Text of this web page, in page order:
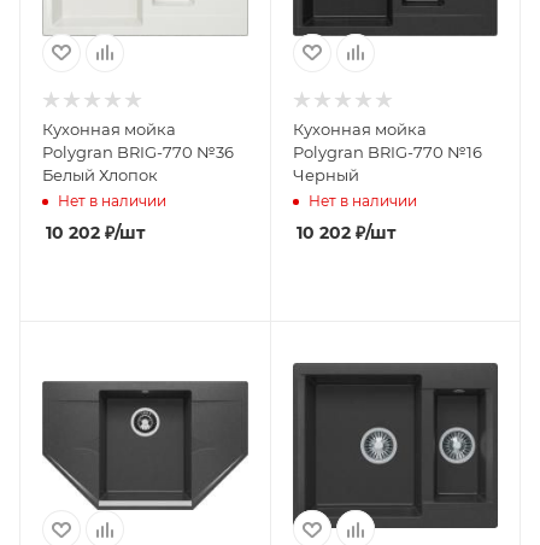
Кухонная мойка
Polygran BRIG-770 №36
Белый Хлопок
Нет в наличии
10 202 ₽/шт
Кухонная мойка
Polygran BRIG-770 №16
Черный
Нет в наличии
10 202₽/шт